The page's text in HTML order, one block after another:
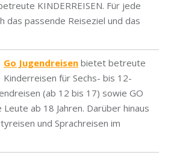
KINDERREISEN. Für jede
das passende Reiseziel und das
Go Jugendreisen bietet betreute
Kinderreisen für Sechs- bis 12-
(ab 12 bis 17) sowie GO
ab 18 Jahren. Darüber hinaus
und Sprachreisen im